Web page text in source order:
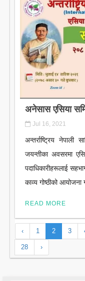
अनेसास एसिया
Jul 16, 2021
अन्तर्राष्ट्रिय
जयन्तीका अवसरमा
पदाधिकारीहरूलाई
काव्य गोष्ठीको आयोजना
READ MORE
‹ 1 2 3
28 ›